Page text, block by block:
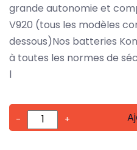
grande autonomie et
V920 (tous les modèles
dessous)Nos batteries
à toutes les normes de
l
- +